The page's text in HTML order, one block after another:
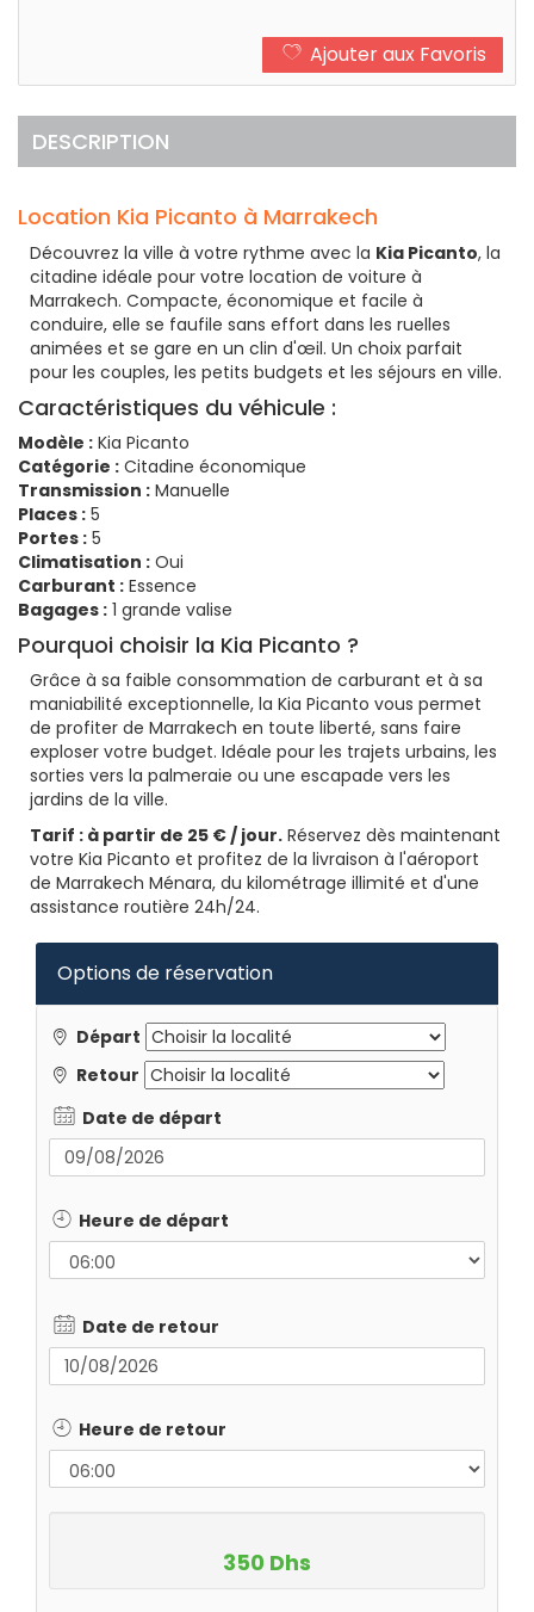
Ajouter aux Favoris
DESCRIPTION
Location Kia Picanto à Marrakech
Découvrez la ville à votre rythme avec la Kia Picanto, la
citadine idéale pour votre location de voiture à
Marrakech. Compacte, économique et facile à
conduire, elle se faufile sans effort dans les ruelles
animées et se gare en un clin d'œil. Un choix parfait
pour les couples, les petits budgets et les séjours en ville.
Caractéristiques du véhicule :
Modèle : Kia Picanto
Catégorie : Citadine économique
Transmission : Manuelle
Places : 5
Portes : 5
Climatisation : Oui
Carburant : Essence
Bagages : 1 grande valise
Pourquoi choisir la Kia Picanto ?
Grâce à sa faible consommation de carburant et à sa
maniabilité exceptionnelle, la Kia Picanto vous permet
de profiter de Marrakech en toute liberté, sans faire
exploser votre budget. Idéale pour les trajets urbains, les
sorties vers la palmeraie ou une escapade vers les
jardins de la ville.
Tarif : à partir de 25 € / jour. Réservez dès maintenant
votre Kia Picanto et profitez de la livraison à l'aéroport
de Marrakech Ménara, du kilométrage illimité et d'une
assistance routière 24h/24.
Options de réservation
Départ
Retour
Date de départ
Heure de départ
Date de retour
Heure de retour
350 Dhs